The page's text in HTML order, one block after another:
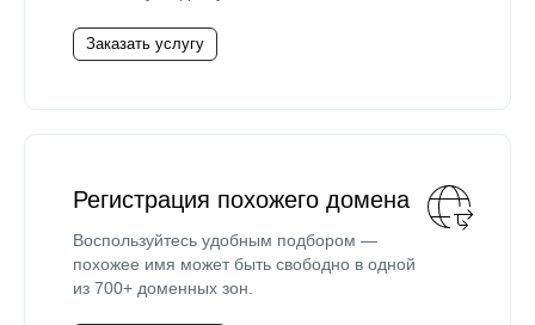
Заказать услугу
Регистрация похожего домена
Воспользуйтесь удобным подбором —
похожее имя может быть свободно в одной
из 700+ доменных зон.